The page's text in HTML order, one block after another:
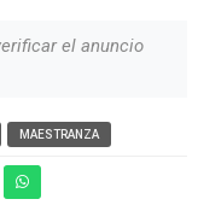
el anuncio
MAESTRANZA